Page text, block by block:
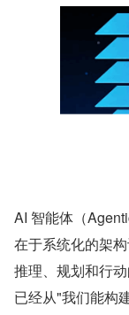
AI 智能体（
在于系统化的架
推理、规划和行
已经从"我们能构